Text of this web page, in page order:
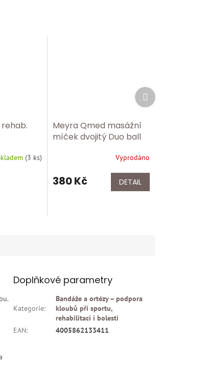
(3 ks)
Meyra Qmed masážní
míček dvojitý Duo ball
Vyprodáno
380 Kč DETAIL
Další
produkt
Doplňkové parametry
Kategorie:
Bandáže a ortézy – podpora
kloubů při sportu,
rehabilitaci i bolesti
EAN: 4005862133411